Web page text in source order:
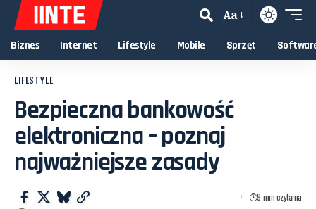
Aa
Biznes Internet Lifestyle Mobile Sprzęt
LIFESTYLE
Bezpieczna bankowość
elektroniczna – poznaj
najważniejsze zasady
9 min czytania